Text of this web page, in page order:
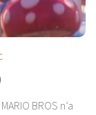
BROS n’a